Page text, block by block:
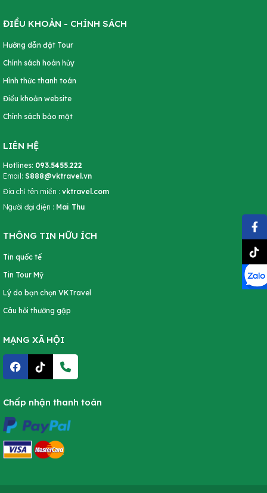
ĐIỀU KHOẢN - CHÍNH SÁCH
Hướng dẫn đặt Tour
Chính sách hoàn hủy
Hình thức thanh toán
Điều khoản website
Chính sách bảo mật
LIÊN HỆ
Hotlines: 093.5455.222
Email: S888@vktravel.vn
Đia chỉ tên miền : vktravel.com
Người đại diện : Mai Thu
THÔNG TIN HỮU ÍCH
Tin quốc tế
Tin Tour Mỹ
Lý do bạn chọn VKTravel
Câu hỏi thường gặp
MẠNG XÃ HỘI
Chấp nhận thanh toán